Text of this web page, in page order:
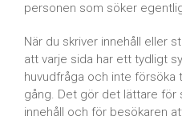
personen som söker
När du skriver innehåll eller
att varje sida har ett tydligt
huvudfråga och inte
gång. Det gör det lättare
innehåll och för besökaren